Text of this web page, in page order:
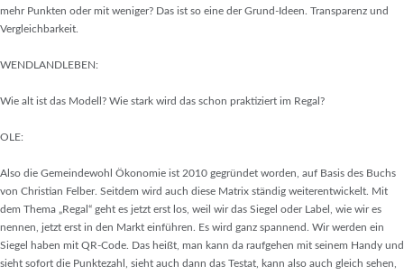
mehr Punkten oder mit weniger? Das ist so eine der Grund-Ideen. Transparenz und
Vergleichbarkeit.
WENDLANDLEBEN:
Wie alt ist das Modell? Wie stark wird das schon praktiziert im Regal?
OLE:
Also die Gemeindewohl Ökonomie ist 2010 gegründet worden, auf Basis des Buchs
von Christian Felber. Seitdem wird auch diese Matrix ständig weiterentwickelt. Mit
dem Thema „Regal“ geht es jetzt erst los, weil wir das Siegel oder Label, wie wir es
nennen, jetzt erst in den Markt einführen. Es wird ganz spannend. Wir werden ein
Siegel haben mit QR-Code. Das heißt, man kann da raufgehen mit seinem Handy und
sieht sofort die Punktezahl, sieht auch dann das Testat, kann also auch gleich sehen,